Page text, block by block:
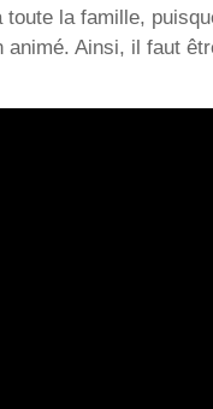
la famille,
animé. Ainsi, il faut